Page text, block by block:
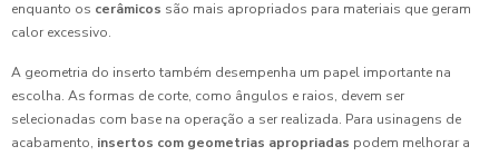
enquanto os cerâmicos são mais apropriados para materiais que geram
calor excessivo.
A geometria do inserto também desempenha um papel importante na
escolha. As formas de corte, como ângulos e raios, devem ser
selecionadas com base na operação a ser realizada. Para usinagens de
acabamento, insertos com geometrias apropriadas podem melhorar a